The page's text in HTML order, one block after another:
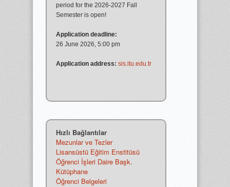
period for the 2026-2027 Fall
Semester is open!
Application deadline:
26 June 2026, 5:00 pm
Application address: sis.itu.edu.tr
Hızlı Bağlantılar
Mezunlar ve Tezler
Lisansüstü Eğitim Enstitüsü
Öğrenci İşleri Daire Başk.
Kütüphane
Öğrenci Belgeleri